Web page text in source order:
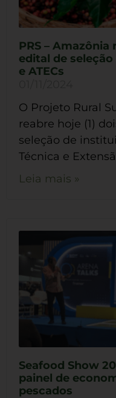
PRS –
edital de
e ATECs
O Projeto Rural
reabre hoje (1)
seleção de
Técnica e
Leia mais »
Seafood Show
painel de
pescados